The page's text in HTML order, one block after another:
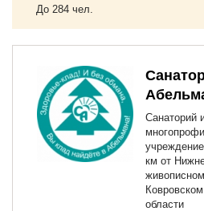
До 284 чел.
Санаторий
км от
области